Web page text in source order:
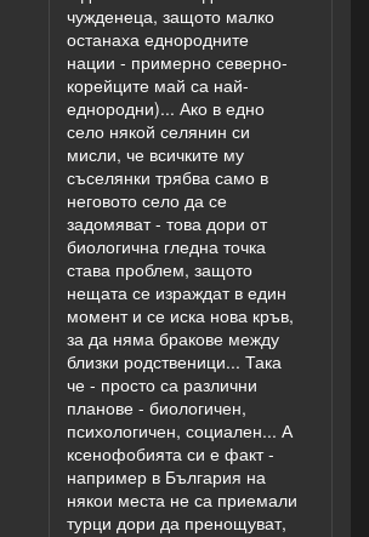
чужденеца, защото малко
останаха еднородните
нации - примерно северно-
корейците май са най-
еднородни)... Ако в едно
село някой селянин си
мисли, че всичките му
съселянки трябва само в
неговото село да се
задомяват - това дори от
биологична гледна точка
става проблем, защото
нещата се израждат в един
момент и се иска нова кръв,
за да няма бракове между
близки родственици... Така
че - просто са различни
планове - биологичен,
психологичен, социален... А
ксенофобията си е факт -
например в България на
някои места не са приемали
турци дори да пренощуват,